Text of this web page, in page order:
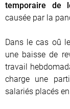
temporaire de
causée par la
Dans le cas oû
une baisse de
travail
charge une
salariés placés